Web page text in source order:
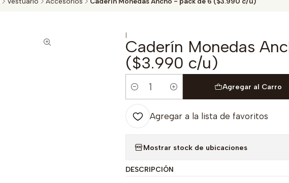
|
Caderín Monedas
($3.990 c/u)
Cantidad
Agregar al Carro
Agregar a la lista de favoritos
Mostrar stock de ubicaciones
DESCRIPCIÓN